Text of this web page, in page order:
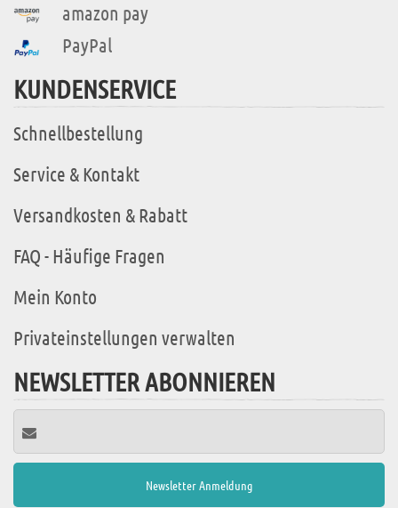
amazon pay
PayPal
KUNDENSERVICE
Schnellbestellung
Service & Kontakt
Versandkosten & Rabatt
FAQ - Häufige Fragen
Mein Konto
Privateinstellungen verwalten
NEWSLETTER ABONNIEREN